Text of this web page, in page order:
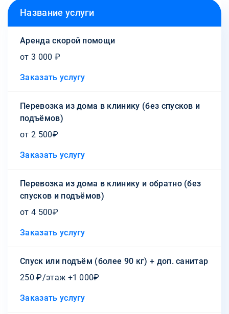
Название услуги
Аренда скорой помощи
от 3 000 ₽
Заказать услугу
Перевозка из дома в клинику (без спусков и
подъёмов)
от 2 500₽
Заказать услугу
Перевозка из дома в клинику и обратно (без
спусков и подъёмов)
от 4 500₽
Заказать услугу
Спуск или подъём (более 90 кг) + доп. санитар
250 ₽/этаж +1 000₽
Заказать услугу